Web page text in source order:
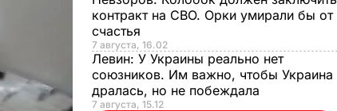
контракт на СВО. Орки умирали бы от
счастья
7 августа, 16.02
Левин: У Украины реально нет
союзников. Им важно, чтобы Украина
дралась, но не побеждала
7 августа, 15.12